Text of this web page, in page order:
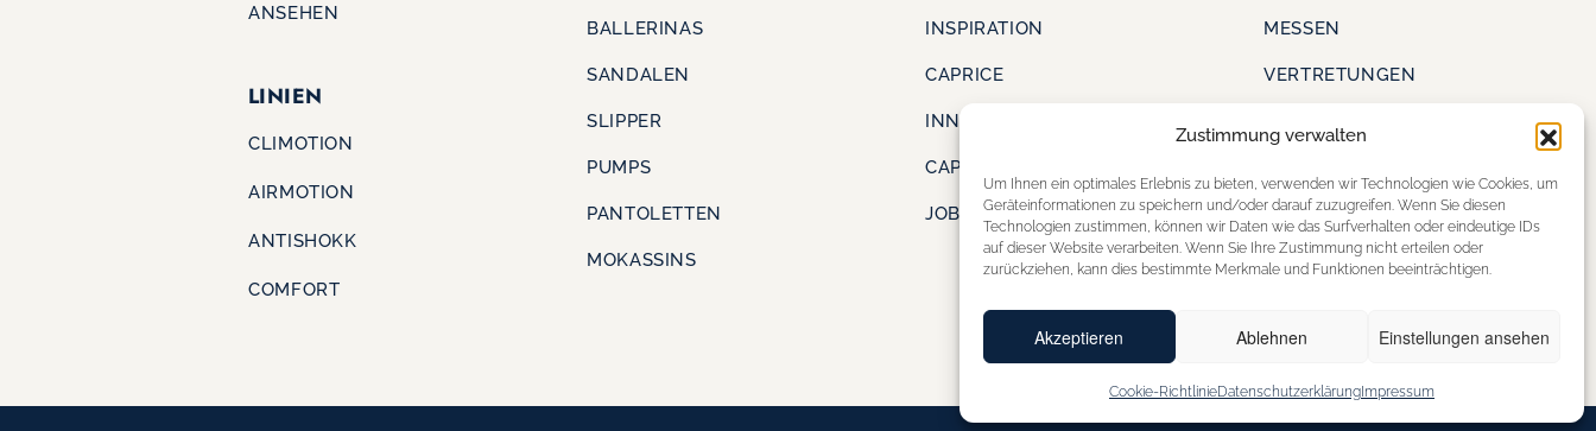
Zustimmung verwalten
Um Ihnen ein optimales Erlebnis zu bieten, verwenden wir Technologien wie Cookies, um
Geräteinformationen zu speichern und/oder darauf zuzugreifen. Wenn Sie diesen
Technologien zustimmen, können wir Daten wie das Surfverhalten oder eindeutige IDs
auf dieser Website verarbeiten. Wenn Sie Ihre Zustimmung nicht erteilen oder
zurückziehen, kann dies bestimmte Merkmale und Funktionen beeinträchtigen.
Akzeptieren Ablehnen Einstellungen ansehen
Cookie-RichtlinieDatenschutzerklärungImpressum
ANSEHEN
LINIEN
CLIMOTION
AIRMOTION
ANTISHOKK
COMFORT
BALLERINAS
SANDALEN
SLIPPER
PUMPS
PANTOLETTEN
MOKASSINS
INSPIRATION
CAPRICE
INNOVATION
CAPRICE CARES
JOBS & KARRIERE
MESSEN
VERTRETUNGEN
KONTAKT
SHOE OUTLET
STOREFINDER